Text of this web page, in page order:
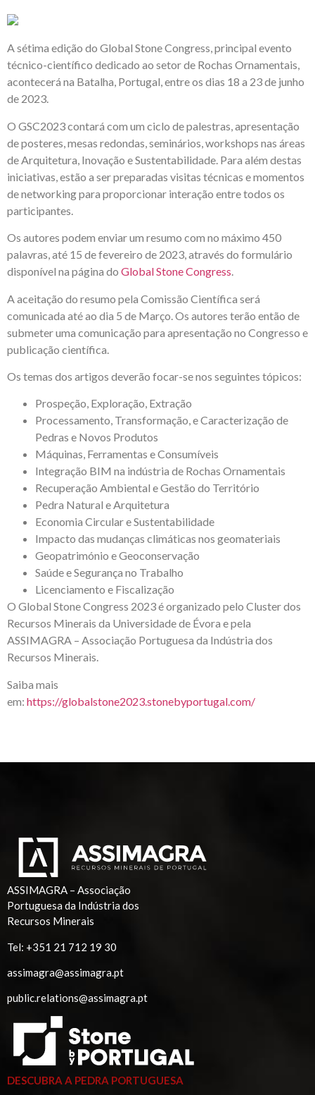
A sétima edição do Global Stone Congress, principal evento
técnico-científico dedicado ao setor de Rochas Ornamentais,
acontecerá na Batalha, Portugal, entre os dias 18 a 23 de junho
de 2023.
O GSC2023 contará com um ciclo de palestras, apresentação
de posteres, mesas redondas, seminários, workshops nas áreas
de Arquitetura, Inovação e Sustentabilidade. Para além destas
iniciativas, estão a ser preparadas visitas técnicas e momentos
de networking para proporcionar interação entre todos os
participantes.
Os autores podem enviar um resumo com no máximo 450
palavras, até 15 de fevereiro de 2023, através do formulário
disponível na página do Global Stone Congress.
A aceitação do resumo pela Comissão Científica será
comunicada até ao dia 5 de Março. Os autores terão então de
submeter uma comunicação para apresentação no Congresso e
publicação científica.
Os temas dos artigos deverão focar-se nos seguintes tópicos:
Prospeção, Exploração, Extração
Processamento, Transformação, e Caracterização de
Pedras e Novos Produtos
Máquinas, Ferramentas e Consumíveis
Integração BIM na indústria de Rochas Ornamentais
Recuperação Ambiental e Gestão do Território
Pedra Natural e Arquitetura
Economia Circular e Sustentabilidade
Impacto das mudanças climáticas nos geomateriais
Geopatrimónio e Geoconservação
Saúde e Segurança no Trabalho
Licenciamento e Fiscalização
O Global Stone Congress 2023 é organizado pelo Cluster dos
Recursos Minerais da Universidade de Évora e pela
ASSIMAGRA – Associação Portuguesa da Indústria dos
Recursos Minerais.
Saiba mais
em: https://globalstone2023.stonebyportugal.com/
ASSIMAGRA – Associação
Portuguesa da Indústria dos
Recursos Minerais
Tel: +351 21 712 19 30
assimagra@assimagra.pt
public.relations@assimagra.pt
DESCUBRA A PEDRA PORTUGUESA